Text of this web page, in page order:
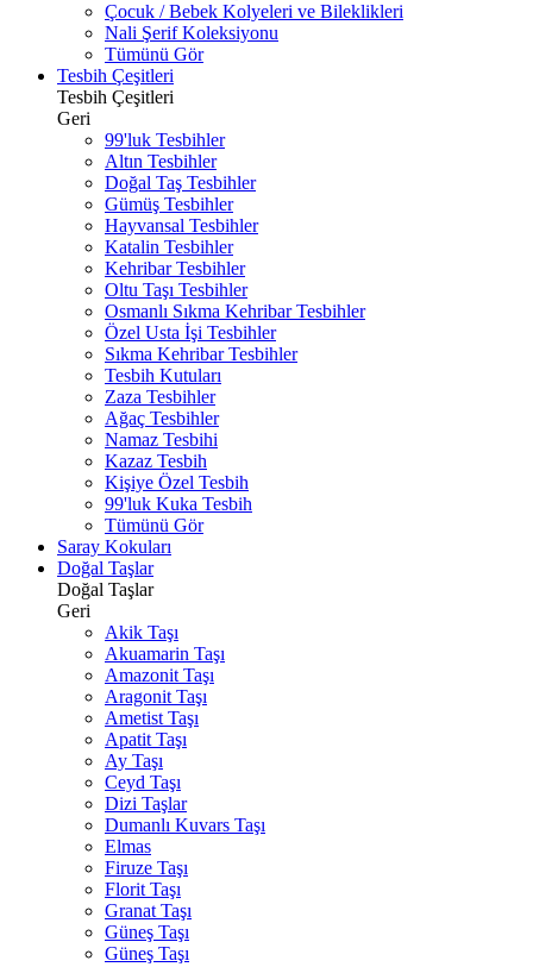
Çocuk / Bebek Kolyeleri ve Bileklikleri
Nali Şerif Koleksiyonu
Tümünü Gör
Tesbih Çeşitleri
Tesbih Çeşitleri
Geri
99'luk Tesbihler
Altın Tesbihler
Doğal Taş Tesbihler
Gümüş Tesbihler
Hayvansal Tesbihler
Katalin Tesbihler
Kehribar Tesbihler
Oltu Taşı Tesbihler
Osmanlı Sıkma Kehribar Tesbihler
Özel Usta İşi Tesbihler
Sıkma Kehribar Tesbihler
Tesbih Kutuları
Zaza Tesbihler
Ağaç Tesbihler
Namaz Tesbihi
Kazaz Tesbih
Kişiye Özel Tesbih
99'luk Kuka Tesbih
Tümünü Gör
Saray Kokuları
Doğal Taşlar
Doğal Taşlar
Geri
Akik Taşı
Akuamarin Taşı
Amazonit Taşı
Aragonit Taşı
Ametist Taşı
Apatit Taşı
Ay Taşı
Ceyd Taşı
Dizi Taşlar
Dumanlı Kuvars Taşı
Elmas
Firuze Taşı
Florit Taşı
Granat Taşı
Güneş Taşı
Güneş Taşı